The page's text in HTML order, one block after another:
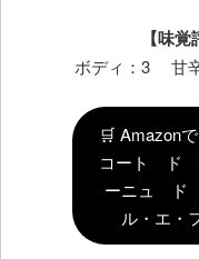
【味
ボディ：3 甘
🛒 Amazon
コート ド
ーニュ ド
ル・エ・